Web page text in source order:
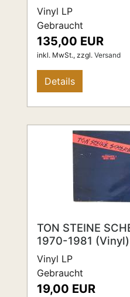
Vinyl LP
Gebraucht
135,00 EUR
inkl. MwSt., zzgl. Versand
Details
TON STEINE
1970-1981 (Vinyl)
Vinyl LP
Gebraucht
19,00 EUR